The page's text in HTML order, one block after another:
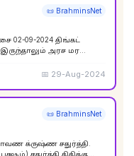
📜 BrahminsNet
அரச மர
📅 29-Aug-2024
📜 BrahminsNet
சதுர்த்தி திதிக்கு